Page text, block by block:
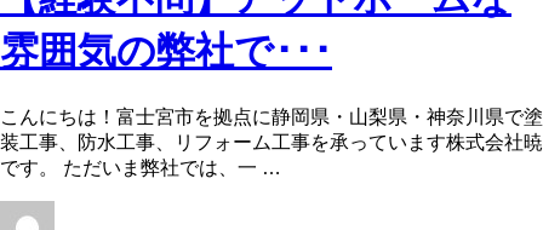
雰囲気の弊社で･･･
こんにちは！富士宮市を拠点に静岡県・山梨県・神奈川県で塗
装工事、防水工事、リフォーム工事を承っています株式会社暁
です。 ただいま弊社では、一 …